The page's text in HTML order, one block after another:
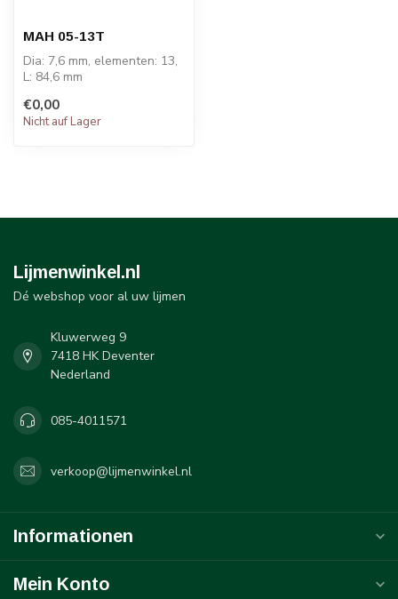
MAH 05-13T
Dia: 7,6 mm, elementen: 13,
L: 84,6 mm
Die statischen Mis...
€0,00
Nicht auf Lager
Lijmenwinkel.nl
Dé webshop voor al uw lijmen
Kluwerweg 9
7418 HK Deventer
Nederland
085-4011571
verkoop@lijmenwinkel.nl
Informationen
Mein Konto